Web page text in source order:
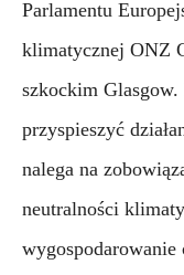
Parlamentu
klimatycznej ONZ
szkockim
przyspieszyć
nalega na
neutralności